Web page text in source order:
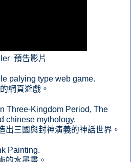
預告影片
palying type web game.
網頁遊戲。
Three-Kingdom Period, The
chinese mythology.
出三國與封神演義的神話世界。
Painting.